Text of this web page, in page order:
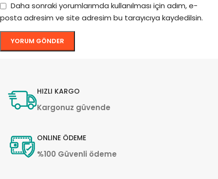
Daha sonraki yorumlarımda kullanılması için adım, e-
posta adresim ve site adresim bu tarayıcıya kaydedilsin.
HIZLI KARGO
Kargonuz güvende
ONLINE ÖDEME
%100 Güvenli ödeme